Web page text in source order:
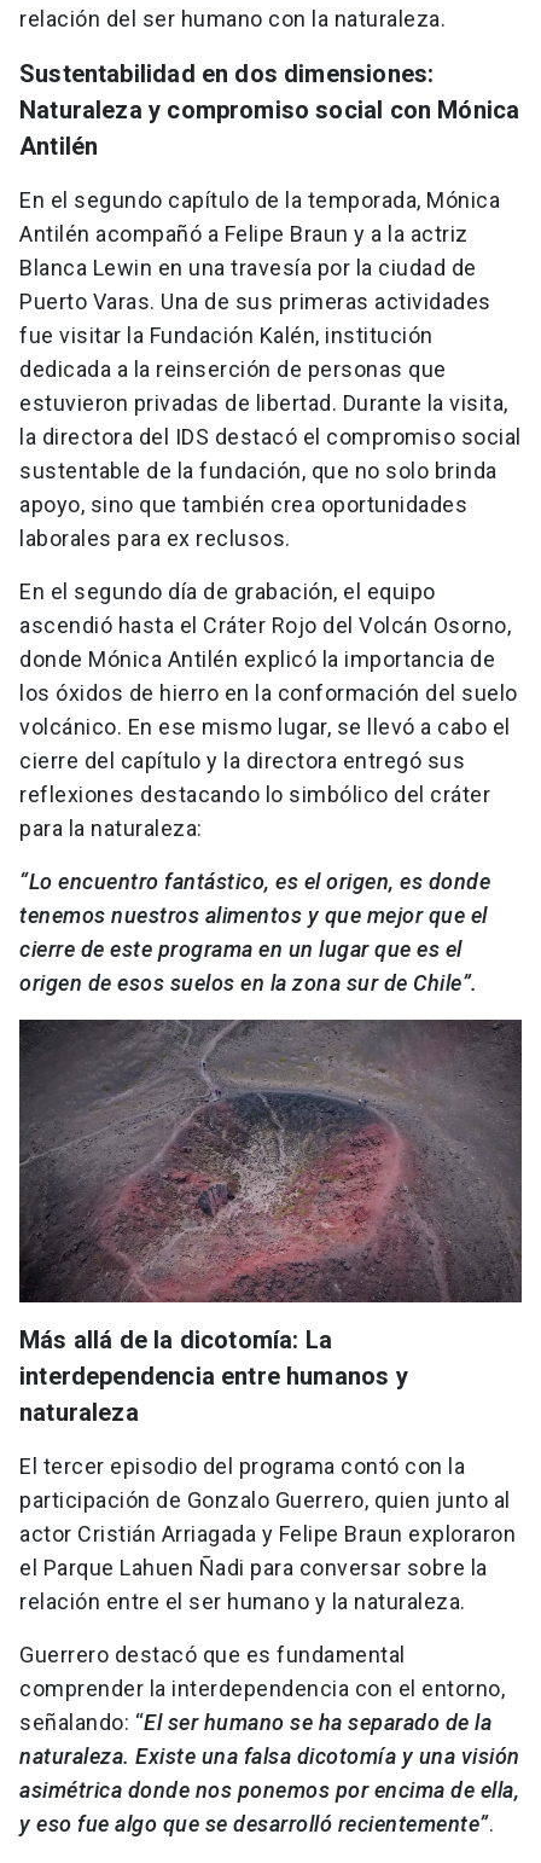
relación del ser humano con la naturaleza.
Sustentabilidad en dos dimensiones:
Naturaleza y compromiso social con Mónica
Antilén
En el segundo capítulo de la temporada, Mónica
Antilén acompañó a Felipe Braun y a la actriz
Blanca Lewin en una travesía por la ciudad de
Puerto Varas. Una de sus primeras actividades
fue visitar la Fundación Kalén, institución
dedicada a la reinserción de personas que
estuvieron privadas de libertad. Durante la visita,
la directora del IDS destacó el compromiso social
sustentable de la fundación, que no solo brinda
apoyo, sino que también crea oportunidades
laborales para ex reclusos.
En el segundo día de grabación, el equipo
ascendió hasta el Cráter Rojo del Volcán Osorno,
donde Mónica Antilén explicó la importancia de
los óxidos de hierro en la conformación del suelo
volcánico. En ese mismo lugar, se llevó a cabo el
cierre del capítulo y la directora entregó sus
reflexiones destacando lo simbólico del cráter
para la naturaleza:
“Lo encuentro fantástico, es el origen, es donde
tenemos nuestros alimentos y que mejor que el
cierre de este programa en un lugar que es el
origen de esos suelos en la zona sur de Chile”.
Más allá de la dicotomía: La
interdependencia entre humanos y
naturaleza
El tercer episodio del programa contó con la
participación de Gonzalo Guerrero, quien junto al
actor Cristián Arriagada y Felipe Braun exploraron
el Parque Lahuen Ñadi para conversar sobre la
relación entre el ser humano y la naturaleza.
Guerrero destacó que es fundamental
comprender la interdependencia con el entorno,
señalando: “El ser humano se ha separado de la
naturaleza. Existe una falsa dicotomía y una visión
asimétrica donde nos ponemos por encima de ella,
y eso fue algo que se desarrolló recientemente”.